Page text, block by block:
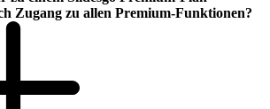
Zugang zu allen Premium-Funktionen?